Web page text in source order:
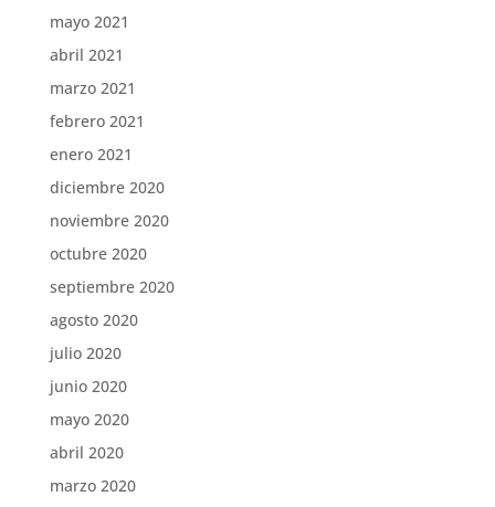
mayo 2021
abril 2021
marzo 2021
febrero 2021
enero 2021
diciembre 2020
noviembre 2020
octubre 2020
septiembre 2020
agosto 2020
julio 2020
junio 2020
mayo 2020
abril 2020
marzo 2020